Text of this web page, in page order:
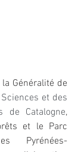
Généralité de
et des
de Catalogne,
et le Parc
Pyrénées-